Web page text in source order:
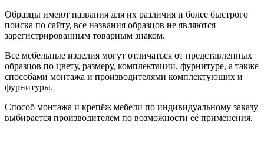
Образцы имеют названия для их различия и более быстрого
поиска по сайту, все названия образцов не являются
зарегистрированным товарным знаком.
Все мебельные изделия могут отличаться от представленных
образцов по цвету, размеру, комплектации, фурнитуре, а также
способами монтажа и производителями комплектующих и
фурнитуры.
Способ монтажа и крепёж мебели по индивидуальному заказу
выбирается производителем по возможности её применения.